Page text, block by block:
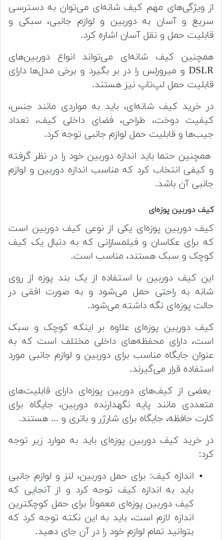
از ویژگی‌های مهم کیف شانه‌ای می‌توان به دسترسی
سریع و آسان به دوربین و لوازم جانبی، سبکی و
قابلیت حمل و نقل آسان اشاره کرد.
همچنین کیف شانه‌ای می‌تواند انواع دوربین‌های
DSLR و میرورلس را در بر بگیرد و برخی مدل‌ها دارای
قابلیت حمل لپ‌تاپ نیز هستند.
در خرید کیف شانه‌ای، باید به مواردی مانند جنس،
کیفیت دوخت، طراحی، فضای داخلی کیف، تعداد
جیب‌ها و قابلیت حمل لوازم جانبی توجه کرد.
همچنین حتما باید اندازه دوربین خود را در نظر گرفته
و کیفی انتخاب کرد که مناسب اندازه دوربین و لوازم
جانبی آن باشد.
کیف دوربین پوزه‌ای
کیف دوربین پوزه‌ای یکی از نوعی کیف دوربین است
که برای عکاسان و فیلمسازانی که به دنبال یک کیف
کوچک و سبک هستند، مناسب است.
این کیف دوربین با استفاده از یک بند پوزه از روی
شانه به راحتی حمل می‌شود و به صورت افقی در
حالت پوزه‌ای نگه داشته می‌شود.
کیف دوربین پوزه‌ای علاوه بر اینکه کوچک و سبک
است، دارای محفظه‌های داخلی مختلف است که به
عنوان جایگاه مناسب برای دوربین و لوازم جانبی مورد
استفاده قرار می‌گیرند.
بعضی از کیف‌های دوربین پوزه‌ای دارای قابلیت‌های
متعددی مانند پایه نگهدارنده دوربین، جایگاه برای
کارت حافظه، جایگاه برای شارژر و باتری و ... هستند.
در خرید کیف دوربین پوزه‌ای باید به موارد زیر توجه
کرد:
اندازه کیف: برای حمل دوربین، لنز و لوازم جانبی
باید به اندازه کیف توجه کرد و از آنجایی که
کیف دوربین پوزه‌ای معمولاً برای حمل کوچکترین
اندازه لازم است، باید به این نکته توجه کرد که
بتوانید تمام لوازم خود را در آن جای دهید.